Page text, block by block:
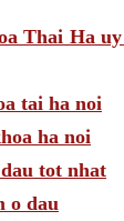
Thai Ha
tai ha noi
ha noi
tot nhat
o dau